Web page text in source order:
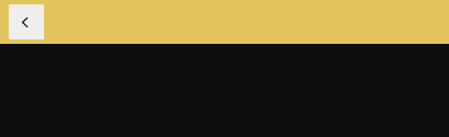
Předchozí